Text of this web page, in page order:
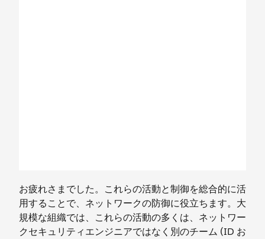
お疲れさまでした。これらの活動と制御を総合的に活
用することで、ネットワークの防御に役立ちます。大
規模な組織では、これらの活動の多くは、ネットワー
クセキュリティエンジニアではなく別のチーム (ID お